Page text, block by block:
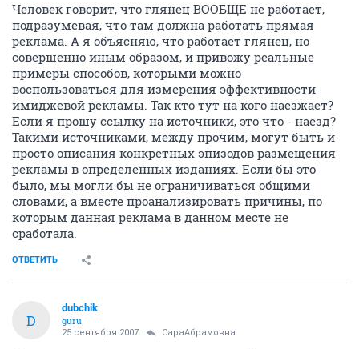
Человек говорит, что глянец ВООБЩЕ не работает,
подразумевая, что там должна работать прямая
реклама. А я объясняю, что работает глянец, но
совершенно иным образом, и привожу реальные
примеры способов, которыми можно
воспользоваться для измерения эффективности
имиджевой рекламы. Так кто тут на кого наезжает?
Если я прошу ссылку на источники, это что - наезд?
Такими источниками, между прочим, могут быть и
просто описания конкретных эпизодов размещения
рекламы в определенных изданиях. Если бы это
было, мы могли бы не ограничиваться общими
словами, а вместе проанализировать причины, по
которым данная реклама в данном месте не
сработала.
ОТВЕТИТЬ
D
dubchik
guru
25 сентября 2007 СараАбрамовна